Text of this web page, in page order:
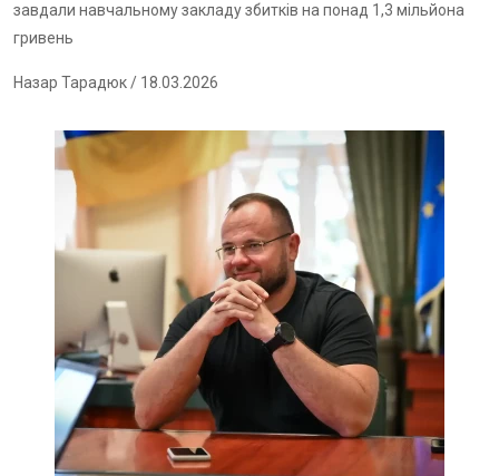
завдали навчальному закладу збитків на понад 1,3 мільйона
гривень
Назар Тарадюк/ 18.03.2026